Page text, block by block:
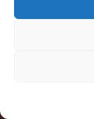
Reinhard
Die Uganda-
Das Senfkorn
ST MAURITZ